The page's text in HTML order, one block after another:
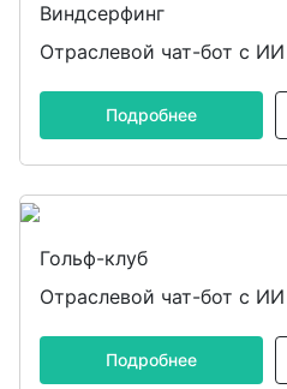
Виндсерфинг
Отраслевой чат-бот с ИИ
Подробнее
Гольф-клуб
Отраслевой чат-бот с ИИ
Подробнее